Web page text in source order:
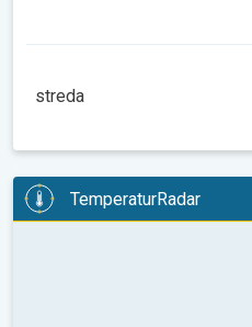
14 t 05.45
13 t 05.46
streda
2
08:00
3
TemperaturRadar